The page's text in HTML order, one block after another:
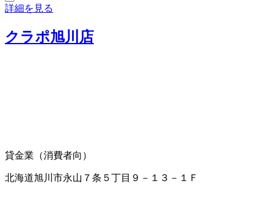
詳細を見る
クラポ旭川店
貸金業（消費者向）
北海道旭川市永山７条５丁目９－１３－１Ｆ